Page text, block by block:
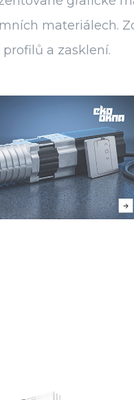
materiálech.
a zasklení.